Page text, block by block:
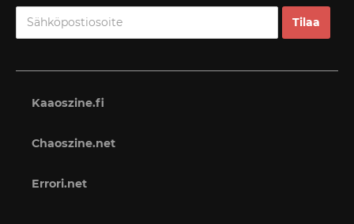
Kaaoszine.fi
Chaoszine.net
Errori.net